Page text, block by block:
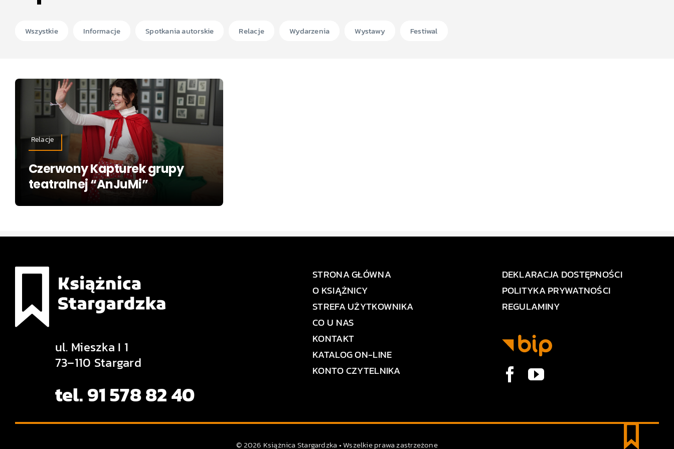
Wszystkie Informacje Spotkania autorskie Relacje Wydarzenia Wystawy Festiwal
Relacje
Czerwony Kapturek grupy
teatralnej “AnJuMi”
ul. Mieszka I 1
73–110 Stargard
tel. 91 578 82 40
STRONA GŁÓWNA
O KSIĄŻNICY
STREFA UŻYTKOWNIKA
CO U NAS
KONTAKT
KATALOG ON-LINE
KONTO CZYTELNIKA
DEKLARACJA DOSTĘPNOŚCI
POLITYKA PRYWATNOŚCI
REGULAMINY
© 2026 Książnica Stargardzka • Wszelkie prawa zastrzeżone